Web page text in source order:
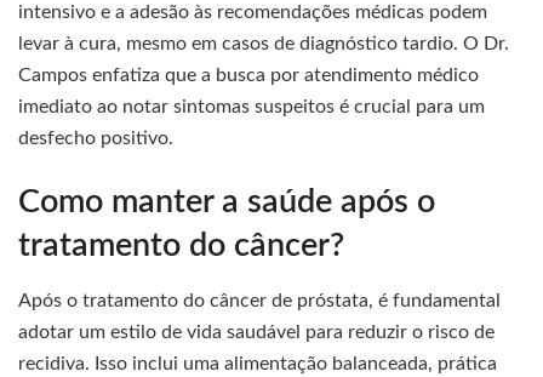
intensivo e a adesão às recomendações médicas podem
levar à cura, mesmo em casos de diagnóstico tardio. O Dr.
Campos enfatiza que a busca por atendimento médico
imediato ao notar sintomas suspeitos é crucial para um
desfecho positivo.
Como manter a saúde após o
tratamento do câncer?
Após o tratamento do câncer de próstata, é fundamental
adotar um estilo de vida saudável para reduzir o risco de
recidiva. Isso inclui uma alimentação balanceada, prática